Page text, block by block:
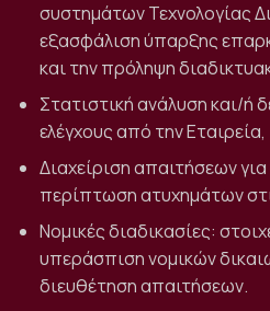
συστημάτων Τεχνολογίας
εξασφάλιση ύπαρξης
και την πρόληψη
Στατιστική ανάλυση και/ή
ελέγχους από την Εταιρεία,
Διαχείριση απαιτήσεων
περίπτωση ατυχημάτων
Νομικές διαδικασίες:
υπεράσπιση νομικών
διευθέτηση απαιτήσεων.